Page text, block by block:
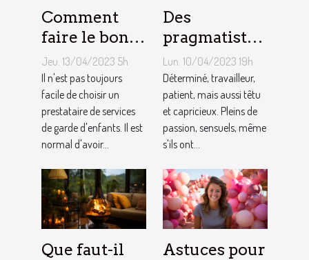
Comment
faire le bon
choix entre
une crèche et
une
assistante
maternelle ?
Jeu. 13/04/2023 5h
Il n'est pas toujours
facile de choisir un
prestataire de services
de garde d'enfants. Il est
normal d'avoir...
Des
pragmatistes
imaginatifs
et patients :
comment
sont les gens
du Taureau ?
Lun. 10/04/2023 19h
Déterminé, travailleur,
patient, mais aussi têtu
et capricieux. Pleins de
passion, sensuels, même
s'ils ont...
Que faut-il
Astuces pour